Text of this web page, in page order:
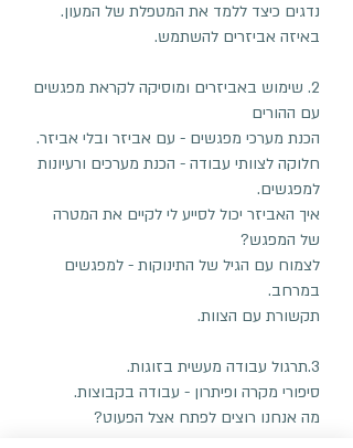
נדגים כיצד ללמד את המטפלת של המעון.
באיזה אביזרים להשתמש.
2. שימוש באביזרים ומוסיקה לקראת מפגשים
עם ההורים
הכנת מערכי מפגשים - עם אביזר ובלי אביזר.
חלוקה לצוותי עבודה - הכנת מערכים ורעיונות
למפגשים.
איך האביזר יכול לסייע לי לקיים את המטרה
של המפגש?
לצמוח עם הגיל של התינוקות - למפגשים
במרחב.
תקשורת עם הצוות.
3.תרגול עבודה מעשית בזוגות.
סיפורי מקרה ופיתרון - עבודה בקבוצות.
מה אנחנו רוצים לפתח אצל הפעוט?